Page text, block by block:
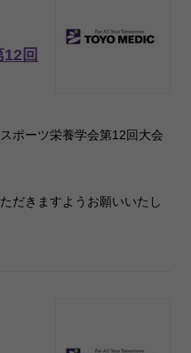
回
ポーツ栄養学会第12回大会
だきますようお願いいたし